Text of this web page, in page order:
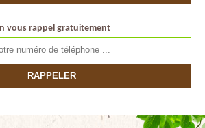
vous rappel gratuitement